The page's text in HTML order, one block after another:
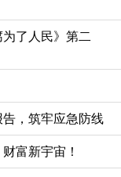
了人民》第二
，筑牢应急防线
富新宇宙！